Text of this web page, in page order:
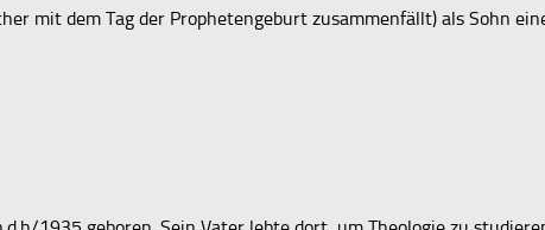
mit dem Tag der Prophetengeburt zusammenfällt) als Sohn